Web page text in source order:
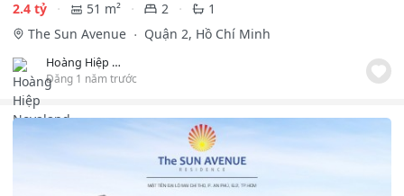
2.4 tỷ
51 m² 2
1
The Sun Avenue
Quận 2, Hồ Chí Minh
Hoàng Hiệp Novaland
Đăng 1 năm trước